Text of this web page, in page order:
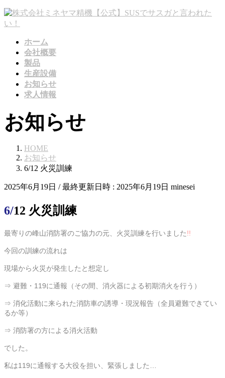
コ
ン
ナ
ビ
ホーム
会社概要
製品
生産設備
お知らせ
求人情報
お知らせ
HOME
お知らせ
6/12 火災訓練
2025年6月19日 / 最終更新日時 : 2025年6月19日 minesei
6/12 火災訓練
最寄りの峰山消防署のご協力の元、火災訓練を行いました!!
今回の訓練の流れは
現場から火災が発生したと想定し
⇒ 避難・119に通報（その間、消火器による初期消火を行う）
⇒ 消化活動に来られた消防車の誘導・現況報告（全員避難できてい
るか等）
⇒ 消防署の方による消火活動
でした。
私は119に通報する大役を担い、緊張しました…